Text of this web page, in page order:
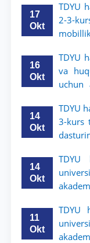
17
Okt
TDYU
2-3-
16
Okt
TDYU
va
uchun
14
Okt
TDYU
3-kurs
14
Okt
TDYU
universiteti 2-3-bosqich
11
Okt
TDYU